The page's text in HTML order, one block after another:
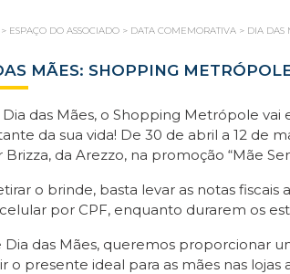
> ESPAÇO DO ASSOCIADO > DATA COMEMORATIVA > DIA DAS
MÃES: SHOPPING
Dia das Mães, o Shopping Metrópole
da sua vida! De 30 de abril a 12 de
Brizza, da Arezzo, na promoção “Mãe
o brinde, basta levar as notas
por CPF, enquanto durarem os
Dia das Mães, queremos proporcionar
o presente ideal para as mães nas